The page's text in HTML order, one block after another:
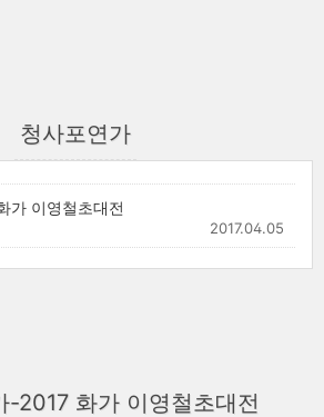
청사포연가
가 이영철초대전
2017.04.05
-2017 화가 이영철초대전